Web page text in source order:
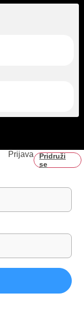
Prijava
Pridruži
se